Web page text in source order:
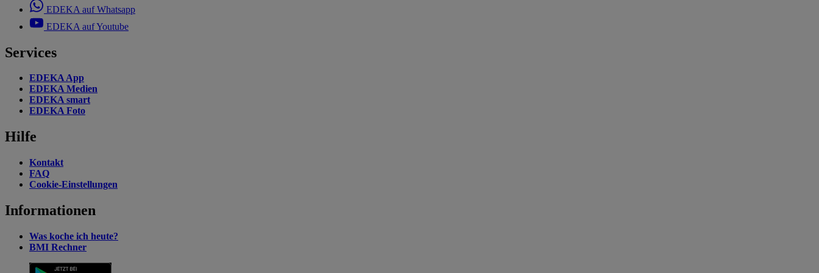
EDEKA auf Whatsapp
EDEKA auf Youtube
Services
EDEKA App
EDEKA Medien
EDEKA smart
EDEKA Foto
Hilfe
Kontakt
FAQ
Cookie-Einstellungen
Informationen
Was koche ich heute?
BMI Rechner